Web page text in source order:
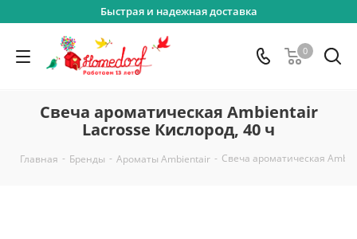
Быстрая и надежная доставка
0
Свеча ароматическая Ambientair
Lacrosse Кислород, 40 ч
Главная - Бренды - Ароматы Ambientair - Свеча ароматическая